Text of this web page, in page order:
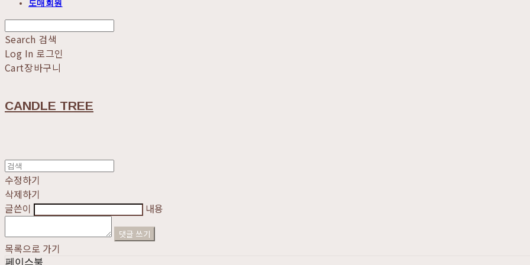
도매회원
Search 검색
Log In 로그인
Cart장바구니
CANDLE TREE
수정하기
삭제하기
글쓴이
내용
댓글 쓰기
목록으로 가기
페이스북